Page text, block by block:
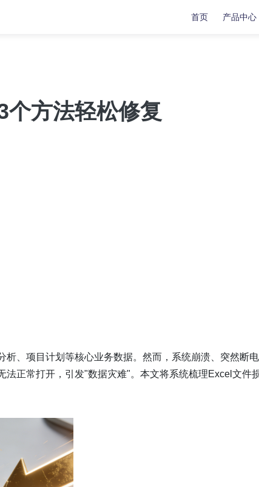
首页 产品中心
机修复工具
机修复工具方法轻松修复
、项目计划等核心业务数据。然而，系统崩溃、突然断
正常打开，引发"数据灾难"。本文将系统梳理Excel文件